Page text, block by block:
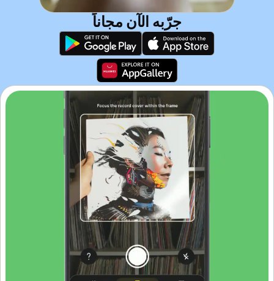
جرّبه الآن مجاناً